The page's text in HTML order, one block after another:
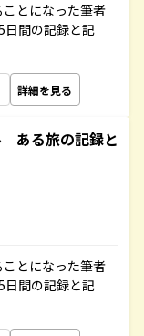
とになった筆者
日間の記録と記
詳細を見る
ある旅の記録と
とになった筆者
日間の記録と記